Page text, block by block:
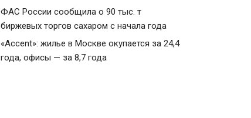
ФАС России сообщила о 90 тыс. т
биржевых торгов сахаром с начала года
«Accent»: жилье в Москве окупается за 24,4
года, офисы — за 8,7 года